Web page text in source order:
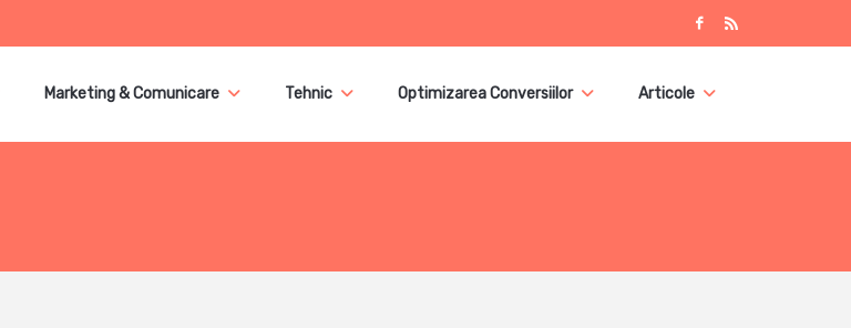
Marketing & Comunicare Tehnic Optimizarea Conversiilor Articole